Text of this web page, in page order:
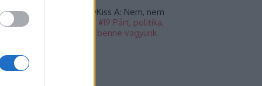
ⲂⲓrⲥⲁⲘⲁⲛ ⲔöⲍÍró:
@Kiss A: Nem, nem
2022.04.15. 07:08
#19 Párt, politika,
- belekeveredtünk, benne vagyunk